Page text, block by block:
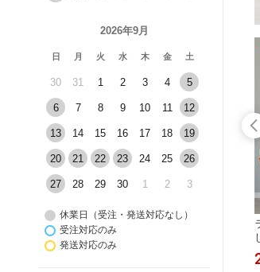
2026年9月
日 月 火 水 木 金 土
30 31 1 2 3 4 5
6 7 8 9 10 11 12
13 14 15 16 17 18 19
20 21 22 23 24 25 26
27 28 29 30 1 2 3
休業日（受注・発送対応なし）
受注対応のみ
発送対応のみ
組み立て不要 踏み台 子供 木製 2段 キ
ッズステップ ステップ ステップ台 棚
になる コロコロチェア おしゃれ 天然